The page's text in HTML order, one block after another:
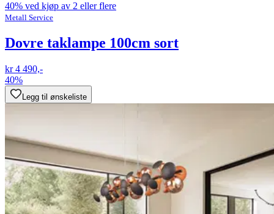
40% ved kjøp av 2 eller flere
Metall Service
Dovre taklampe 100cm sort
kr 4 490,-
40%
Legg til ønskeliste